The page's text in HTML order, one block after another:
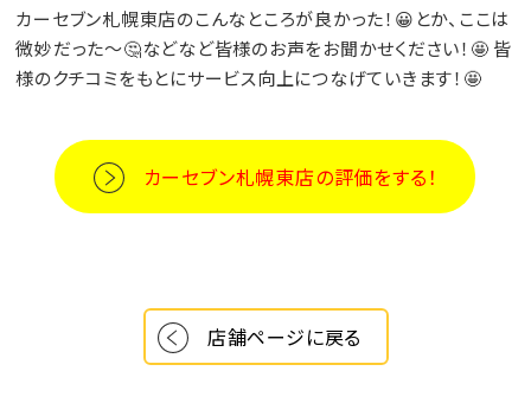
カーセブン札幌東店のこんなところが良かった！😀とか、ここは
微妙だった～🤔などなど皆様のお声をお聞かせください！🤩 皆
様のクチコミをもとにサービス向上につなげていきます！🤩
カーセブン札幌東店の評価をする！
店舗ページに戻る